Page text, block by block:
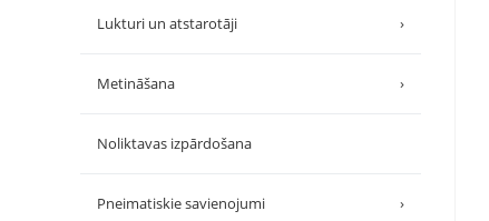
Lukturi un atstarotāji ›
Metināšana ›
Noliktavas izpārdošana
Pneimatiskie savienojumi ›